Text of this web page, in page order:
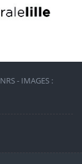
- IMAGES :